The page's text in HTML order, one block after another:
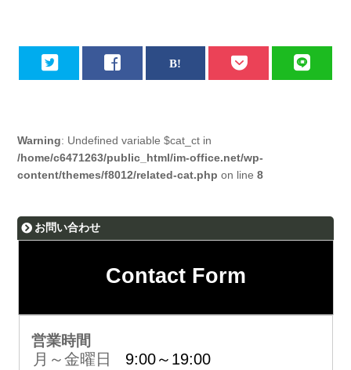
Warning: Undefined variable $cat_ct in
/home/c6471263/public_html/im-office.net/wp-
content/themes/f8012/related-cat.php on line8
お問い合わせ
Contact Form
営業時間
月～金曜日 9:00～19:00